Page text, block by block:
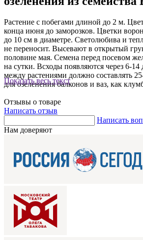
Показать весь текст
Растение с побегами длиной до 2 м.
конца июня до заморозков. Цветки
до 10 см в диаметре. Светолюбива и
не переносит. Высевают в открытый
половине мая. Семена перед посевом
на сутки. Всходы появляются через 6-14
между растениями должно составлять
для озеленения балконов и ваз, как
Отзывы о товаре
Написать отзыв
Написать
Нам доверяют